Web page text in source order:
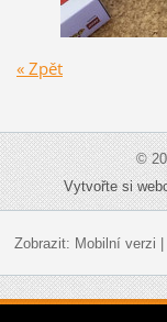
« Zpět
©
Vytvořte si
Zobrazit: Mobilní verzi